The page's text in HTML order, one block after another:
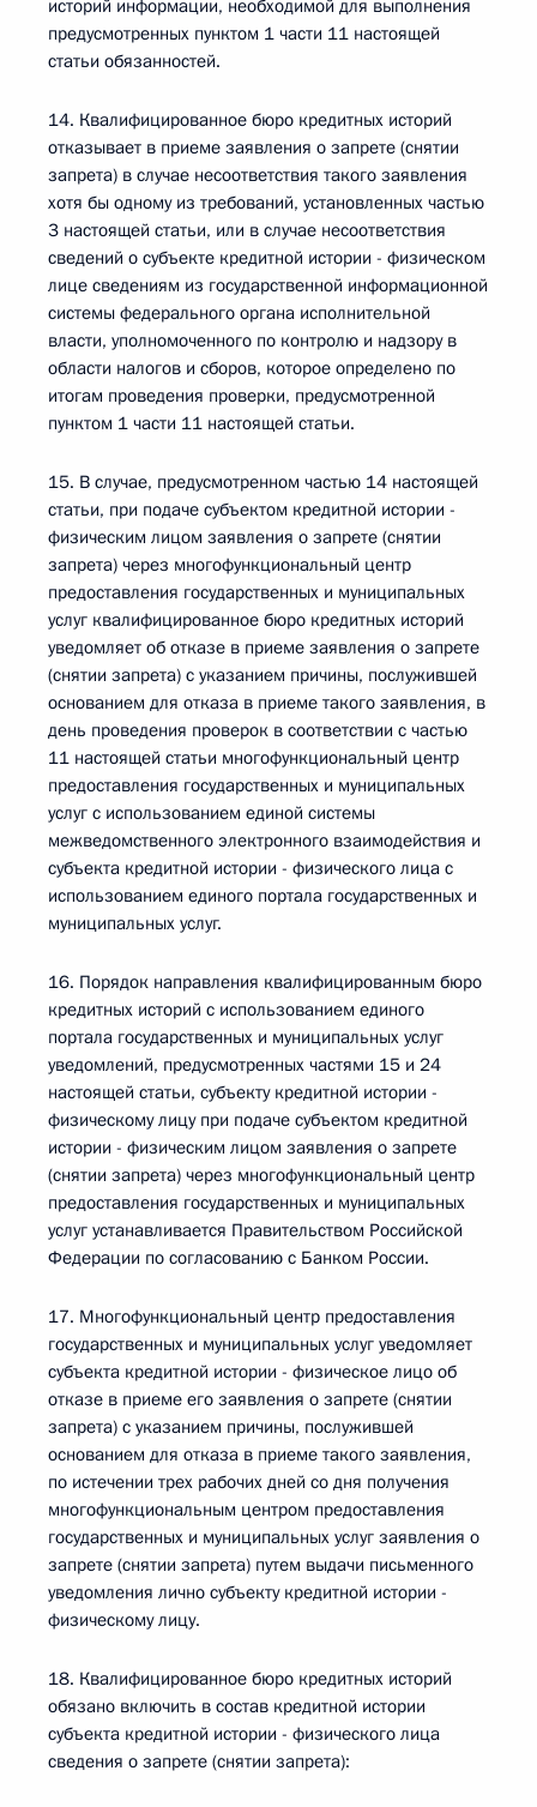
историй информации, необходимой для выполнения
предусмотренных пунктом 1 части 11 настоящей
статьи обязанностей.
14. Квалифицированное бюро кредитных историй
отказывает в приеме заявления о запрете (снятии
запрета) в случае несоответствия такого заявления
хотя бы одному из требований, установленных частью
3 настоящей статьи, или в случае несоответствия
сведений о субъекте кредитной истории - физическом
лице сведениям из государственной информационной
системы федерального органа исполнительной
власти, уполномоченного по контролю и надзору в
области налогов и сборов, которое определено по
итогам проведения проверки, предусмотренной
пунктом 1 части 11 настоящей статьи.
15. В случае, предусмотренном частью 14 настоящей
статьи, при подаче субъектом кредитной истории -
физическим лицом заявления о запрете (снятии
запрета) через многофункциональный центр
предоставления государственных и муниципальных
услуг квалифицированное бюро кредитных историй
уведомляет об отказе в приеме заявления о запрете
(снятии запрета) с указанием причины, послужившей
основанием для отказа в приеме такого заявления, в
день проведения проверок в соответствии с частью
11 настоящей статьи многофункциональный центр
предоставления государственных и муниципальных
услуг с использованием единой системы
межведомственного электронного взаимодействия и
субъекта кредитной истории - физического лица с
использованием единого портала государственных и
муниципальных услуг.
16. Порядок направления квалифицированным бюро
кредитных историй с использованием единого
портала государственных и муниципальных услуг
уведомлений, предусмотренных частями 15 и 24
настоящей статьи, субъекту кредитной истории -
физическому лицу при подаче субъектом кредитной
истории - физическим лицом заявления о запрете
(снятии запрета) через многофункциональный центр
предоставления государственных и муниципальных
услуг устанавливается Правительством Российской
Федерации по согласованию с Банком России.
17. Многофункциональный центр предоставления
государственных и муниципальных услуг уведомляет
субъекта кредитной истории - физическое лицо об
отказе в приеме его заявления о запрете (снятии
запрета) с указанием причины, послужившей
основанием для отказа в приеме такого заявления,
по истечении трех рабочих дней со дня получения
многофункциональным центром предоставления
государственных и муниципальных услуг заявления о
запрете (снятии запрета) путем выдачи письменного
уведомления лично субъекту кредитной истории -
физическому лицу.
18. Квалифицированное бюро кредитных историй
обязано включить в состав кредитной истории
субъекта кредитной истории - физического лица
сведения о запрете (снятии запрета):